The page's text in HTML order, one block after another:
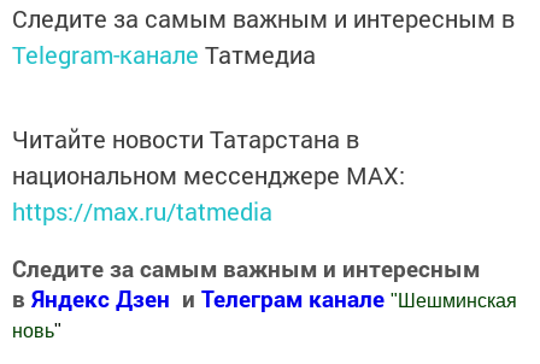
Следите за самым важным и интересным в
Telegram-канале Татмедиа
Читайте новости Татарстана в
национальном мессенджере MАХ:
https://max.ru/tatmedia
Следите за самым важным и интересным
в Яндекс Дзен и Телеграм канале " Шешминская
новь"